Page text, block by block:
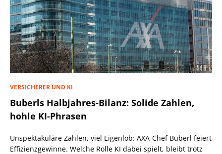
VERSICHERER UND KI
Buberls Halbjahres-Bilanz: Solide Zahlen,
hohle KI-Phrasen
Unspektakuläre Zahlen, viel Eigenlob: AXA-Chef Buberl feiert
Effizienzgewinne. Welche Rolle KI dabei spielt, bleibt trotz